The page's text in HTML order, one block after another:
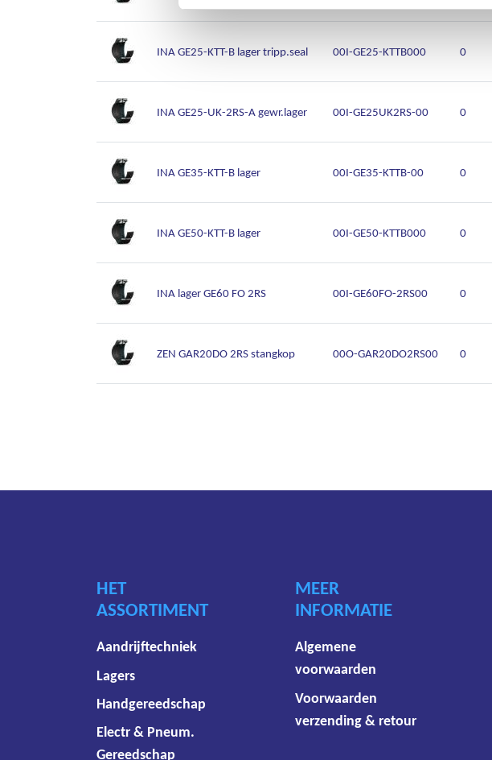
INA GE25-KTT-B lager tripp.seal 00I-GE25-KTTB000 0
INA GE25-UK-2RS-A gewr.lager 00I-GE25UK2RS-00 0
INA GE35-KTT-B lager 00I-GE35-KTTB-00 0
INA GE50-KTT-B lager 00I-GE50-KTTB000 0
INA lager GE60 FO 2RS 00I-GE60FO-2RS00 0
ZEN GAR20DO 2RS stangkop 00O-GAR20DO2RS00 0
HET
ASSORTIMENT
Aandrijftechniek
Lagers
Handgereedschap
Electr & Pneum.
Gereedschap
MEER
INFORMATIE
Algemene
voorwaarden
Voorwaarden
verzending & retour